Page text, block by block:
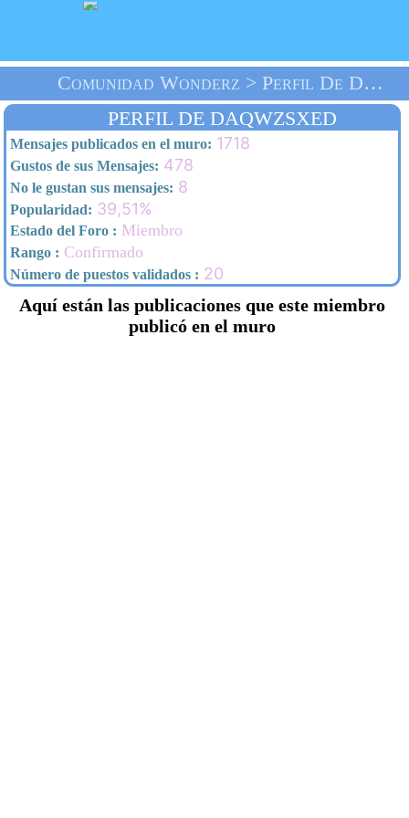
Comunidad Wonderz > Perfil De Daqwzsxed > Inicio
PERFIL DE DAQWZSXED
Mensajes publicados en el muro: 1718
Gustos de sus Mensajes: 478
No le gustan sus mensajes: 8
Popularidad: 39,51%
Estado del Foro : Miembro
Rango : Confirmado
Número de puestos validados : 20
Aquí están las publicaciones que este miembro
publicó en el muro